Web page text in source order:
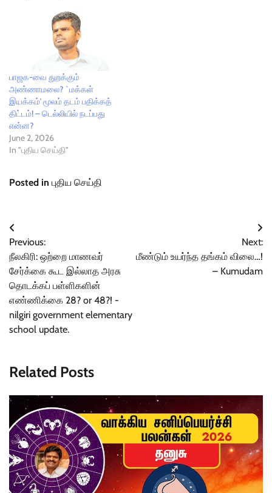
பாஜக-வை துறக்கும்
அண்ணாமலை? `மக்கள்
இயக்கம்' மூலம் தடம் பதிக்கத்
திட்டம்! – டெல்லியில் நடப்பது
என்ன?
June 2, 2026
In "புதிய செய்தி"
Posted in புதிய செய்தி
Post
navigation
Previous:
நீலகிரி: ஒற்றை மாணவர்
சேர்க்கை கூட இல்லாத அரசு
தொடக்கப் பள்ளிகளின்
எண்ணிக்கை 28? or 48?! -
nilgiri government elementary
school update.
Next:
மீண்டும் உயர்ந்த தங்கம் விலை…!
– Kumudam
Related Posts